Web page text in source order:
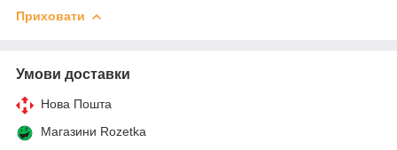
Приховати
Умови доставки
Нова Пошта
Магазини Rozetka